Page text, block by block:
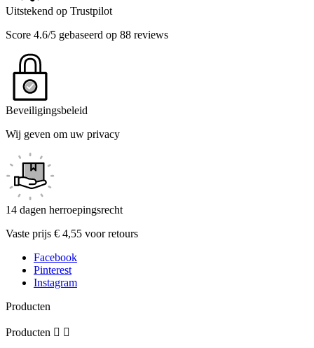
Uitstekend op Trustpilot
Score 4.6/5 gebaseerd op 88 reviews
Beveiligingsbeleid
Wij geven om uw privacy
14 dagen herroepingsrecht
Vaste prijs € 4,55 voor retours
Facebook
Pinterest
Instagram
Producten
Producten  